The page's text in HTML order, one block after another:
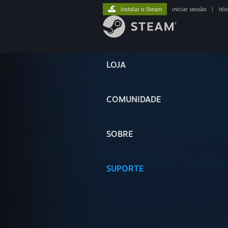
LOJA
COMUNIDADE
SOBRE
SUPORTE
Instalar o Steam iniciar sessão